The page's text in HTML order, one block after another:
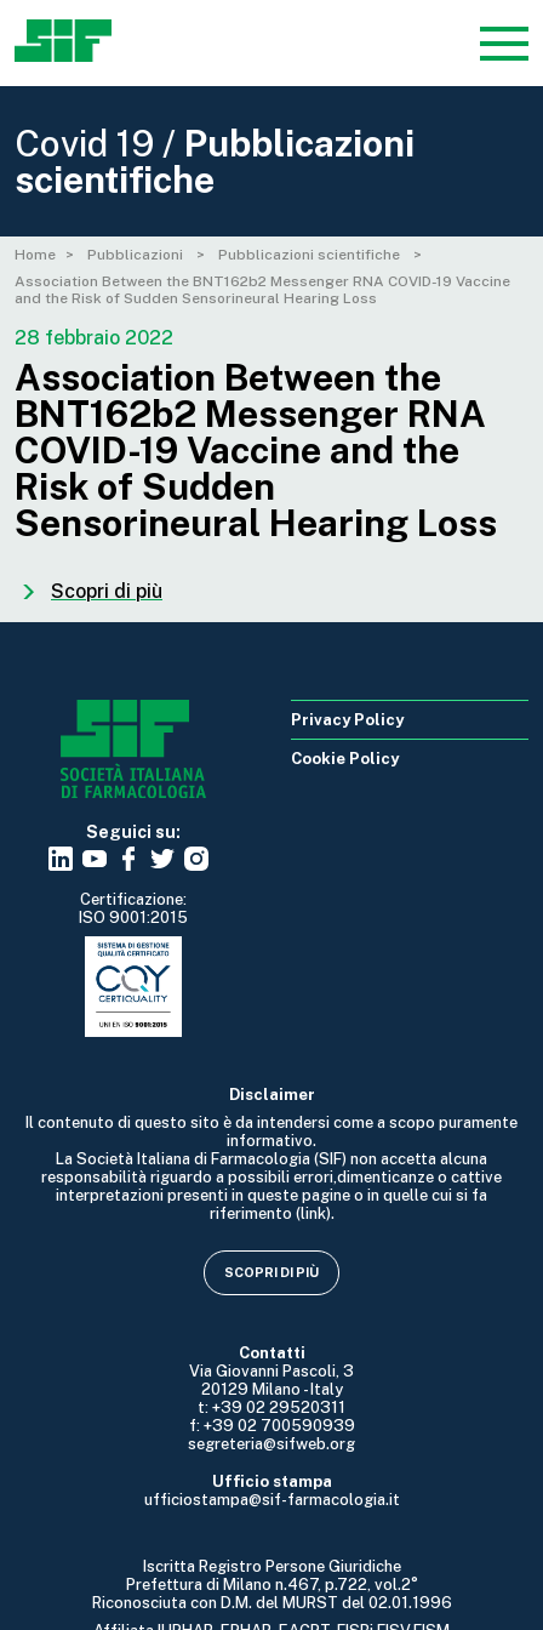
Covid 19 / Pubblicazioni
scientifiche
Home Pubblicazioni
Pubblicazioni scientifiche
Association Between the BNT162b2 Messenger RNA COVID-19 Vaccine
and the Risk of Sudden Sensorineural Hearing Loss
28 febbraio 2022
Association Between the
BNT162b2 Messenger RNA
COVID-19 Vaccine and the
Risk of Sudden
Sensorineural Hearing Loss
Scopri di più
Seguici su:
Certificazione:
ISO 9001:2015
Contatti
Via Giovanni Pascoli, 3
20129 Milano - Italy
t: +39 02 29520311
f: +39 02 700590939
segreteria@sifweb.org
Ufficio stampa
ufficiostampa@sif-farmacologia.it
Iscritta Registro Persone Giuridiche
Prefettura di Milano n.467, p.722, vol.2°
Riconosciuta con D.M. del MURST del 02.01.1996
Disclaimer
Il contenuto di questo sito è da intendersi come a scopo puramente
informativo.
La Società Italiana di Farmacologia (SIF) non accetta alcuna
responsabilità riguardo a possibili errori,dimenticanze o cattive
interpretazioni presenti in queste pagine o in quelle cui si fa
riferimento (link).
SCOPRI DI PIÙ
Privacy Policy
Cookie Policy